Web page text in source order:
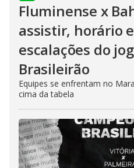
Fluminense x
assistir, horário
escalações do
Brasileirão
Equipes se enfrentam no
cima da tabela